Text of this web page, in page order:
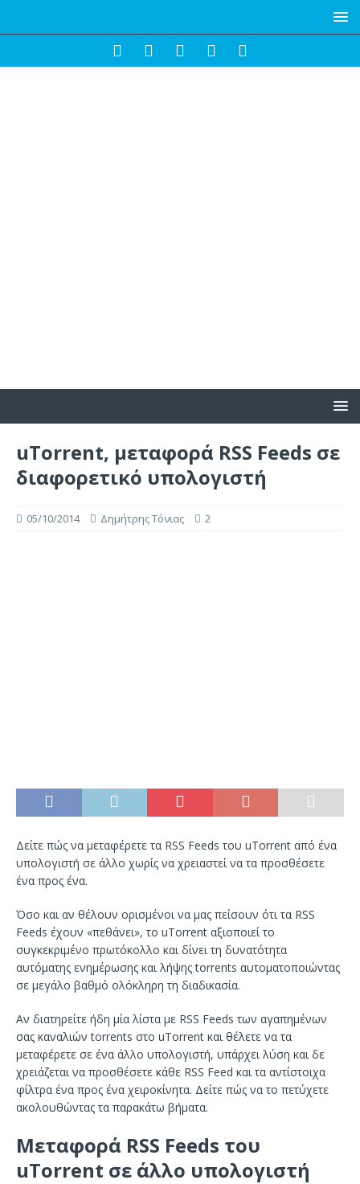
uTorrent, μεταφορά RSS Feeds σε
διαφορετικό υπολογιστή
05/10/2014 Δημήτρης Τόνιας 2
Δείτε πώς να μεταφέρετε τα RSS Feeds του uTorrent από ένα
υπολογιστή σε άλλο χωρίς να χρειαστεί να τα προσθέσετε
ένα προς ένα.
Όσο και αν θέλουν ορισμένοι να μας πείσουν ότι τα RSS
Feeds έχουν «πεθάνει», το uTorrent αξιοποιεί το
συγκεκριμένο πρωτόκολλο και δίνει τη δυνατότητα
αυτόματης ενημέρωσης και λήψης torrents αυτοματοποιώντας
σε μεγάλο βαθμό ολόκληρη τη διαδικασία.
Αν διατηρείτε ήδη μία λίστα με RSS Feeds των αγαπημένων
σας καναλιών torrents στο uTorrent και θέλετε να τα
μεταφέρετε σε ένα άλλο υπολογιστή, υπάρχει λύση και δε
χρειάζεται να προσθέσετε κάθε RSS Feed και τα αντίστοιχα
φίλτρα ένα προς ένα χειροκίνητα. Δείτε πώς να το πετύχετε
ακολουθώντας τα παρακάτω βήματα.
Μεταφορά RSS Feeds του
uTorrent σε άλλο υπολογιστή